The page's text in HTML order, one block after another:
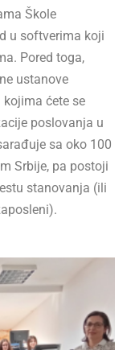
Škole
u softverima koji
Pored toga,
ustanove
ćete se
poslovanja u
sa oko 100
Srbije, pa postoji
stanovanja (ili